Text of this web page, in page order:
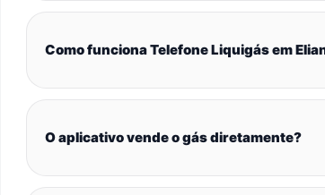
Como funciona Telefone Liquigás em
O aplicativo vende o gás diretamente?